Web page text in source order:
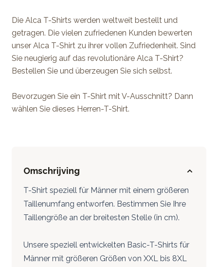
Die Alca T-Shirts werden weltweit bestellt und
getragen. Die vielen zufriedenen Kunden bewerten
unser Alca T-Shirt zu ihrer vollen Zufriedenheit. Sind
Sie neugierig auf das revolutionäre Alca T-Shirt?
Bestellen Sie und überzeugen Sie sich selbst.
Bevorzugen Sie ein T-Shirt mit V-Ausschnitt? Dann
wählen Sie dieses Herren-T-Shirt.
Omschrijving
T-Shirt speziell für Männer mit einem größeren
Taillenumfang entworfen. Bestimmen Sie Ihre
Taillengröße an der breitesten Stelle (in cm).
Unsere speziell entwickelten Basic-T-Shirts für
Männer mit größeren Größen von XXL bis 8XL